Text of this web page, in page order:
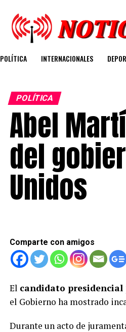
POLÍTICA INTERNACIONALES
POLÍTICA
Abel
del
Unidos
Comparte con amigos
El candidato
el Gobierno ha mostrado
Durante un acto de